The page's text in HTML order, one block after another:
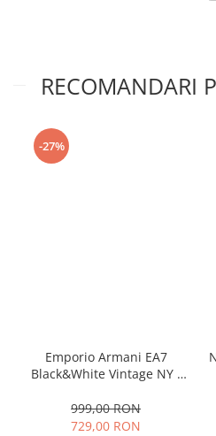
RECOMANDARI
-27%
Emporio Armani EA7
Black&White Vintage NY -
999,00 RON
729,00 RON